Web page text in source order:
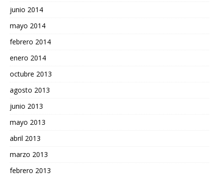
junio 2014
mayo 2014
febrero 2014
enero 2014
octubre 2013
agosto 2013
junio 2013
mayo 2013
abril 2013
marzo 2013
febrero 2013